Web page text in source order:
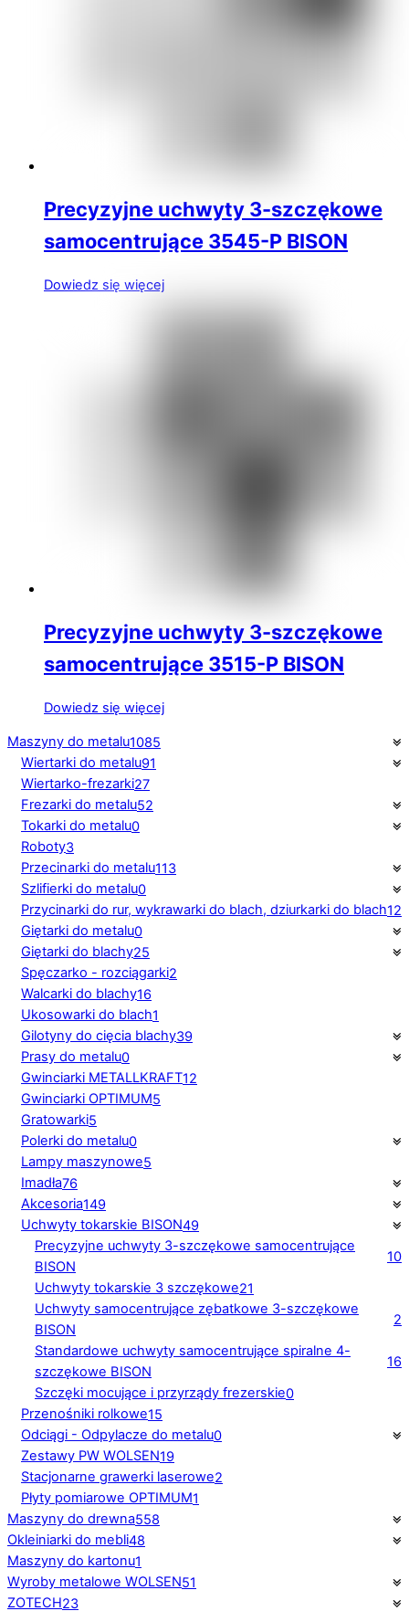
Precyzyjne uchwyty 3-szczękowe
samocentrujące 3545-P BISON
Dowiedz się więcej
Precyzyjne uchwyty 3-szczękowe
samocentrujące 3515-P BISON
Dowiedz się więcej
Maszyny do metalu1085
Wiertarki do metalu91
Wiertarko-frezarki27
Frezarki do metalu52
Tokarki do metalu0
Roboty3
Przecinarki do metalu113
Szlifierki do metalu0
Przycinarki do rur, wykrawarki do blach, dziurkarki do blach12
Giętarki do metalu0
Giętarki do blachy25
Spęczarko - rozciągarki2
Walcarki do blachy16
Ukosowarki do blach1
Gilotyny do cięcia blachy39
Prasy do metalu0
Gwinciarki METALLKRAFT12
Gwinciarki OPTIMUM5
Gratowarki5
Polerki do metalu0
Lampy maszynowe5
Imadła76
Akcesoria149
Uchwyty tokarskie BISON49
Precyzyjne uchwyty 3-szczękowe samocentrujące
BISON
10
Uchwyty tokarskie 3 szczękowe21
Uchwyty samocentrujące zębatkowe 3-szczękowe
BISON
2
Standardowe uchwyty samocentrujące spiralne 4-
szczękowe BISON
16
Szczęki mocujące i przyrządy frezerskie0
Przenośniki rolkowe15
Odciągi - Odpylacze do metalu0
Zestawy PW WOLSEN19
Stacjonarne grawerki laserowe2
Płyty pomiarowe OPTIMUM1
Maszyny do drewna558
Okleiniarki do mebli48
Maszyny do kartonu1
Wyroby metalowe WOLSEN51
ZOTECH23